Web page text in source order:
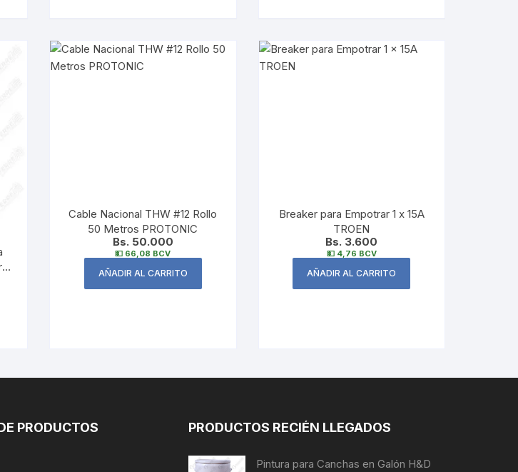
Cable Nacional THW #12 Rollo
50 Metros PROTONIC
Bs. 50.000
💵 66,08 BCV
AÑADIR AL CARRITO
Breaker para Empotrar 1 x 15A
TROEN
Bs. 3.600
💵 4,76 BCV
AÑADIR AL CARRITO
PRODUCTOS PRODUCTOS RECIÉN LLEGADOS
Pintura para Canchas en Galón H&D